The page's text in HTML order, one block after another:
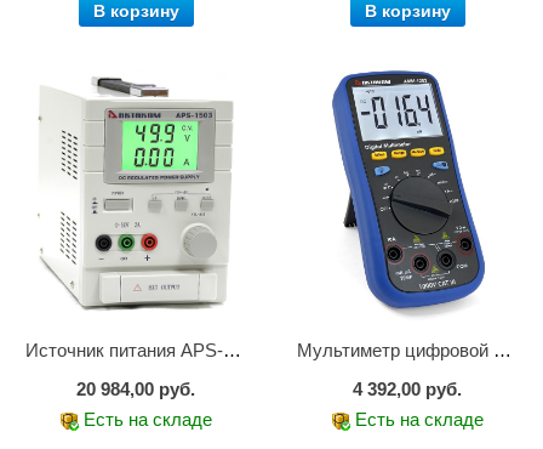
В корзину В корзину
Источник питания APS-1503
20 984,00 руб.
Есть на складе
Мультиметр цифровой АММ-1203
4 392,00 руб.
Есть на складе